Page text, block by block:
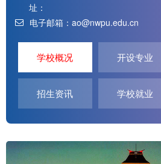
址：
电子邮箱：ao@nwpu.edu.cn
学校概况 开设专业
招生资讯 学校就业